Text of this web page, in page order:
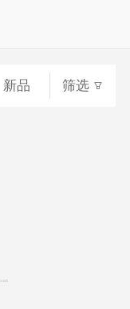
新品 筛选